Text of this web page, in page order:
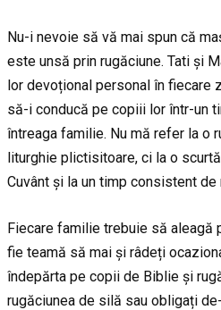
Nu-i nevoie să vă mai spun că
este unsă prin rugăciune. Tati și
lor devoțional personal în fiecare
să-i conducă pe copiii lor într-un
întreaga familie. Nu mă refer la o
liturghie plictisitoare, ci la o
Cuvânt și la un timp consistent de
Fiecare familie trebuie să aleagă
fie teamă să mai și râdeți
îndepărta pe copii de Biblie și
rugăciunea de silă sau obligați